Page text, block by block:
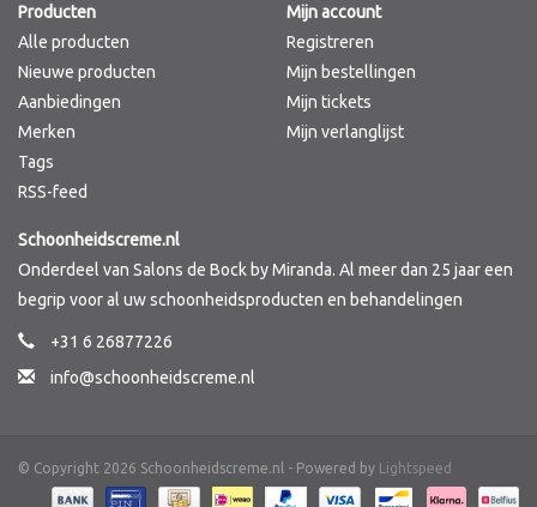
Merken
Producten
Alle producten
Nieuwe producten
Aanbiedingen
Merken
Tags
RSS-feed
Mijn account
Registreren
Mijn bestellingen
Mijn tickets
Mijn verlanglijst
Schoonheidscreme.nl
Onderdeel van Salons de Bock by Miranda. Al meer dan 25 jaar een
begrip voor al uw schoonheidsproducten en behandelingen
+31 6 26877226
info@schoonheidscreme.nl
© Copyright 2026 Schoonheidscreme.nl - Powered by Lightspeed